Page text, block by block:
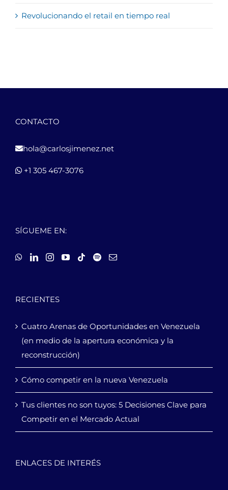
Revolucionando el retail en tiempo real
CONTACTO
hola@carlosjimenez.net
+1 305 467-3076
SÍGUEME EN:
RECIENTES
Cuatro Arenas de Oportunidades en Venezuela
(en medio de la apertura económica y la
reconstrucción)
Cómo competir en la nueva Venezuela
Tus clientes no son tuyos: 5 Decisiones Clave para
Competir en el Mercado Actual
ENLACES DE INTERÉS